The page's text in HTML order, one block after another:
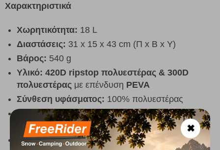
Χαρακτηριστικά
Χωρητικότητα: 18 L
Διαστάσεις: 31 x 15 x 43 cm (Π x Β x Υ)
Βάρος: 540 g
Υλικό: 420D ripstop πολυεστέρας & 300D
πολυεστέρας με επένδυση PEVA
Σύνθεση υφάσματος: 100% πολυεστέρας
Μόνωση: Αφρός 8 mmγια αποτελεσματική
διατήρηση θερμοκρασίας
Διατήρηση ψύξης:Έως9 ώρεςμε παγοκύστη
✖